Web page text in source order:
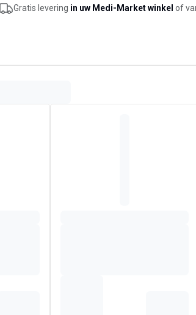
absorberende kern, zelfs bij grotere
Gratis levering in uw Medi-Market winkel of